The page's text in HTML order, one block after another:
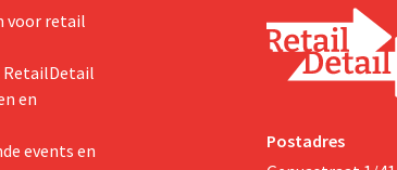
voor retail
en
events en
Postadres